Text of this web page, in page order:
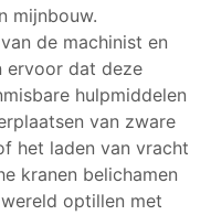
mijnbouw.
de machinist en
ervoor dat deze
hulpmiddelen
van zware
het laden van vracht
kranen belichamen
optillen met